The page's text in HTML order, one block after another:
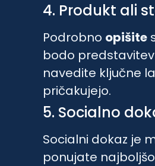
4. Produkt ali
Podrobno opišite
bodo
navedite ključne
pričakujejo.
5. Socialno
Socialni dokaz je
ponujate